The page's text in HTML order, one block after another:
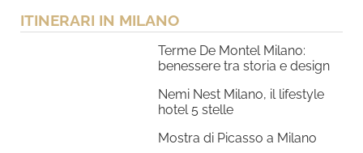
ITINERARI IN MILANO
Terme De Montel Milano:
benessere tra storia e design
Nemi Nest Milano, il lifestyle
hotel 5 stelle
Mostra di Picasso a Milano